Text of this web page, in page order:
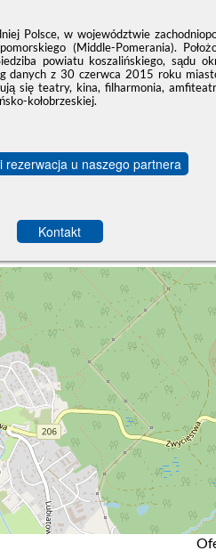
Polsce, w województwie
(Middle-Pomerania).
powiatu koszalińskiego, sądu
danych z 30 czerwca 2015 roku
się teatry, kina, filharmonia,
kołobrzeskiej.
rezerwacja u naszego partnera
Kontakt